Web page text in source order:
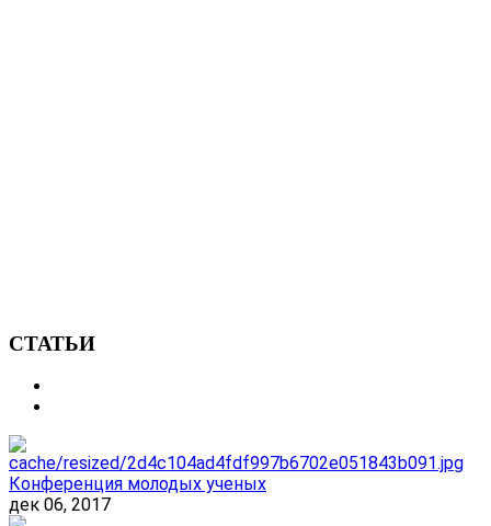
СТАТЬИ
Конференция молодых ученых
дек 06, 2017